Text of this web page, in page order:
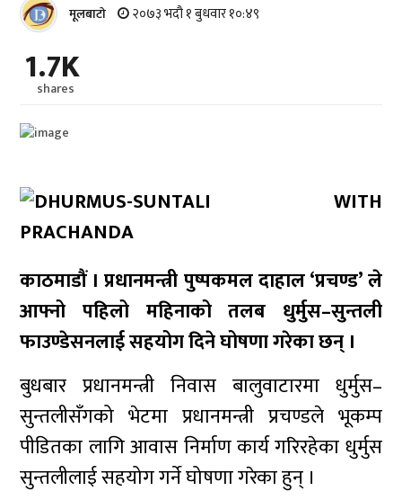
मूलबाटाे २०७३ भदौ १ बुधवार १०:४९
1.7K
shares
काठमाडौं । प्रधानमन्त्री पुष्पकमल दाहाल ‘प्रचण्ड’ ले
आफ्नो पहिलो महिनाको तलब धुर्मुस–सुन्तली
फाउण्डेसनलाई सहयोग दिने घोषणा गरेका छन् ।
बुधबार प्रधानमन्त्री निवास बालुवाटारमा धुर्मुस–
सुन्तलीसँगको भेटमा प्रधानमन्त्री प्रचण्डले भूकम्प
पीडितका लागि आवास निर्माण कार्य गरिरहेका धुर्मुस
सुन्तलीलाई सहयोग गर्ने घोषणा गरेका हुन् ।